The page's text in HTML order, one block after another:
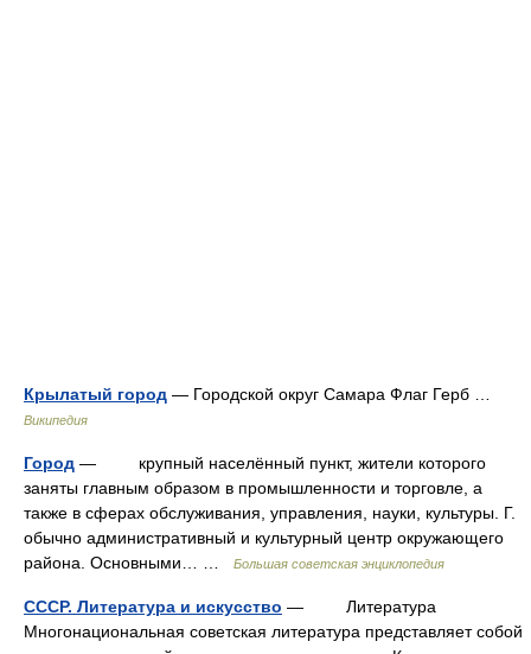
Крылатый город — Городской округ Самара Флаг Герб …
Википедия
Город — крупный населённый пункт, жители которого
заняты главным образом в промышленности и торговле, а
также в сферах обслуживания, управления, науки, культуры. Г.
обычно административный и культурный центр окружающего
района. Основными… …
Большая советская энциклопедия
СССР. Литература и искусство — Литература
Многонациональная советская литература представляет собой